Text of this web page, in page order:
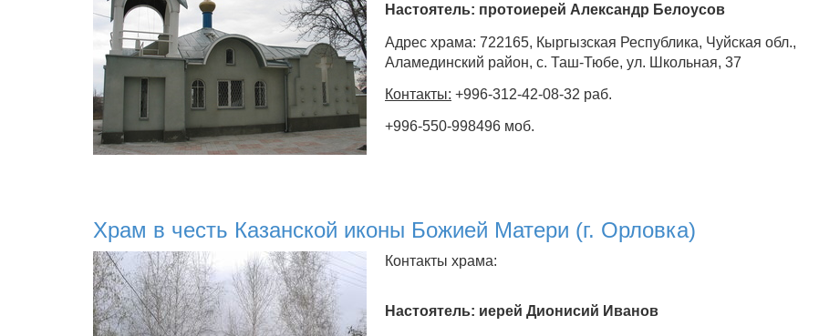
Настоятель: протоиерей Александр Белоусов
Адрес храма: 722165, Кыргызская Республика, Чуйская обл.,
Аламединский район, с. Таш-Тюбе, ул. Школьная, 37
Контакты: +996-312-42-08-32 раб.
+996-550-998496 моб.
Храм в честь Казанской иконы Божией Матери (г. Орловка)
Контакты храма:
Настоятель: иерей Дионисий Иванов